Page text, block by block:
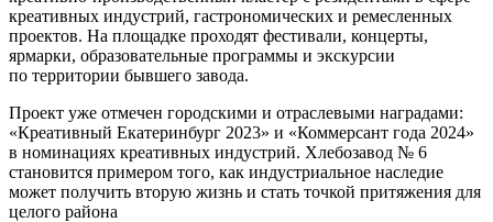
креативных индустрий, гастрономических и ремесленных
проектов. На площадке проходят фестивали, концерты,
ярмарки, образовательные программы и экскурсии
по территории бывшего завода.​
Проект уже отмечен городскими и отраслевыми наградами:
«Креативный Екатеринбург 2023» и «Коммерсант года 2024»
в номинациях креативных индустрий. Хлебозавод № 6
становится примером того, как индустриальное наследие
может получить вторую жизнь и стать точкой притяжения для
целого района